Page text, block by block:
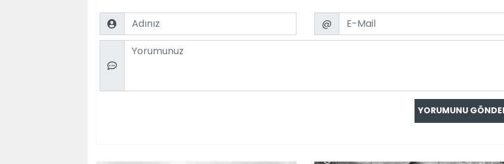
Name Email
@
Comment